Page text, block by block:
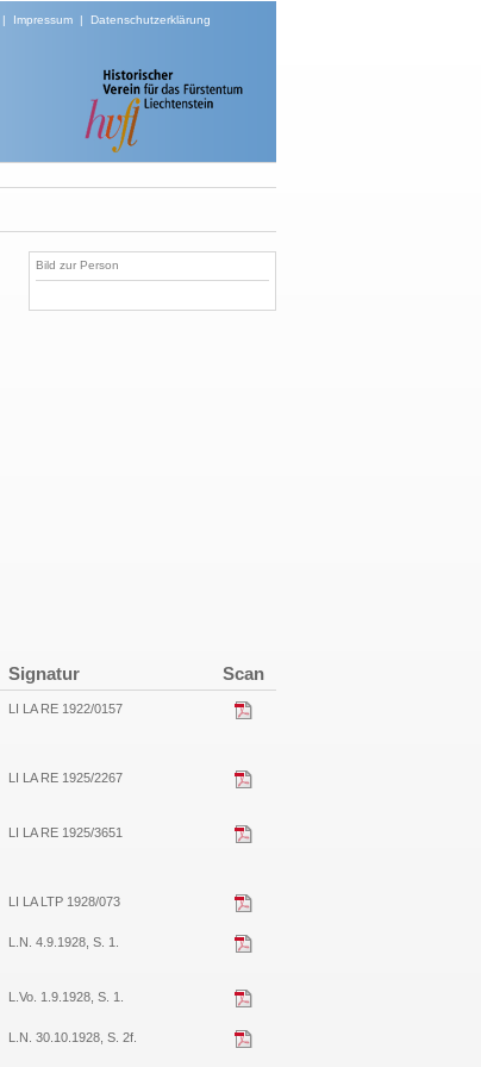
| Impressum| Datenschutzerklärung
Bild zur Person
Signatur Scan
LI LA RE 1922/0157
LI LA RE 1925/2267
LI LA RE 1925/3651
LI LA LTP 1928/073
L.N. 4.9.1928, S. 1.
L.Vo. 1.9.1928, S. 1.
L.N. 30.10.1928, S. 2f.